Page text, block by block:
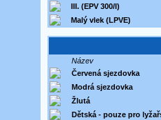
III. (EPV 300/I)
Malý vlek (LPVE)
Název
Červená sjezdovka
Modrá sjezdovka
Žlutá
Dětská - pouze pro